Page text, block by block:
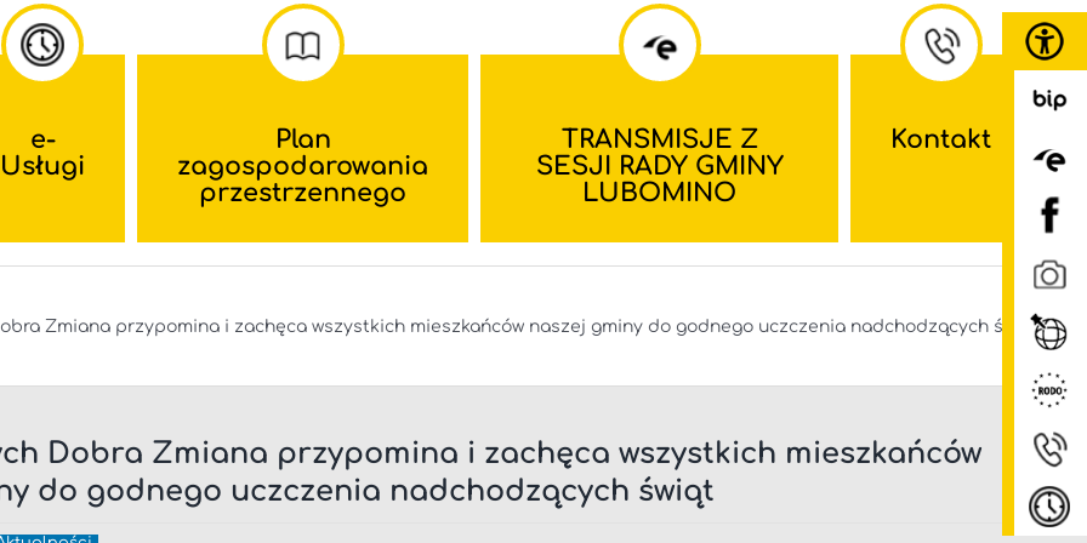
e-
Usługi
Plan
zagospodarowania
przestrzennego
TRANSMISJE Z
SESJI RADY GMINY
LUBOMINO
Kontakt
Zmiana przypomina i zachęca wszystkich mieszkańców naszej gminy do godnego uczczenia nadchodzących świąt
Dobra Zmiana przypomina i zachęca wszystkich mieszkańców
do godnego uczczenia nadchodzących świąt